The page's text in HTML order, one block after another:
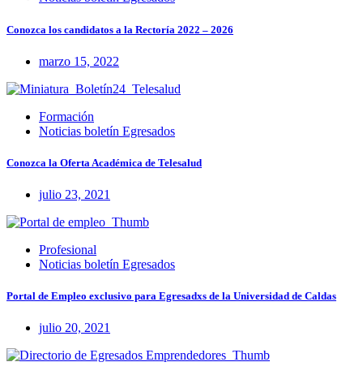
Conozca los candidatos a la Rectoría 2022 – 2026
marzo 15, 2022
Formación
Noticias boletín Egresados
Conozca la Oferta Académica de Telesalud
julio 23, 2021
Profesional
Noticias boletín Egresados
Portal de Empleo exclusivo para Egresadxs de la Universidad de Caldas
julio 20, 2021